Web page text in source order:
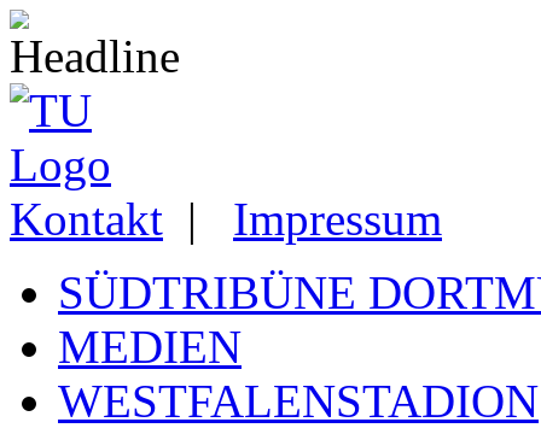
Kontakt | Impressum
SÜDTRIBÜNE
MEDIEN
WESTFALENSTADION